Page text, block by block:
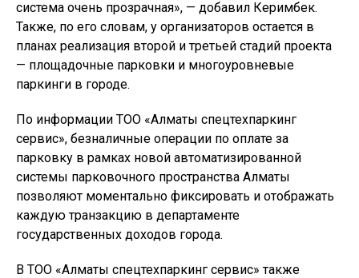
система очень прозрачная», — добавил Керимбек.
Также, по его словам, у организаторов остается в
планах реализация второй и третьей стадий проекта
— площадочные парковки и многоуровневые
паркинги в городе.
По информации ТОО «Алматы спецтехпаркинг
сервис», безналичные операции по оплате за
парковку в рамках новой автоматизированной
системы парковочного пространства Алматы
позволяют моментально фиксировать и отображать
каждую транзакцию в департаменте
государственных доходов города.
В ТОО «Алматы спецтехпаркинг сервис» также